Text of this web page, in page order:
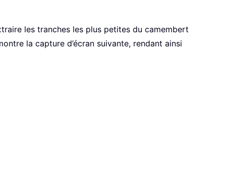
les tranches les plus petites du camembert
la capture d’écran suivante, rendant ainsi